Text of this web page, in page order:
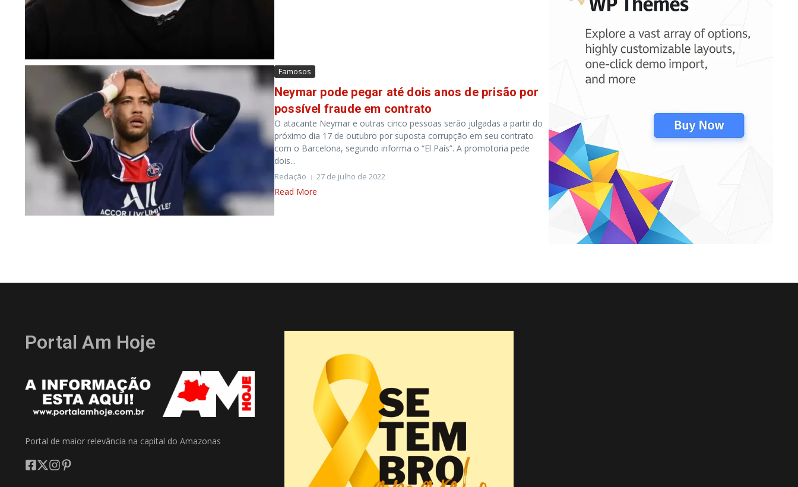
Famosos
Neymar pode pegar até dois anos de prisão por
possível fraude em contrato
O atacante Neymar e outras cinco pessoas serão julgadas a partir do
próximo dia 17 de outubro por suposta corrupção em seu contrato
com o Barcelona, segundo informa o “El País”. A promotoria pede
dois...
Redação 27 de julho de 2022
Read More
Portal Am Hoje
Portal de maior relevância na capital do Amazonas